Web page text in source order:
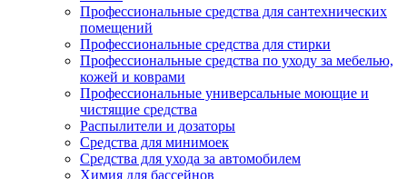
Профессиональные средства для сантехнических
помещений
Профессиональные средства для стирки
Профессиональные средства по уходу за мебелью,
кожей и коврами
Профессиональные универсальные моющие и
чистящие средства
Распылители и дозаторы
Средства для минимоек
Средства для ухода за автомобилем
Химия для бассейнов